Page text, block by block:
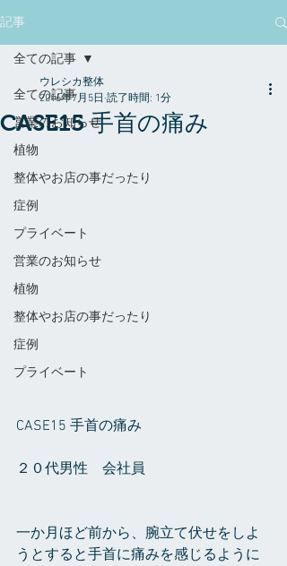
記事
全ての記事
営業のお知らせ
植物
整体やお店の事だったり
症例
プライベート
営業のお知らせ
植物
整体やお店の事だったり
症例
プライベート
全ての記事
CASE15 手首の痛み
ウレシカ整体
2016年7月5日 読了時間: 1分
CASE15 手首の痛み
２０代男性　会社員
一か月ほど前から、腕立て伏せをしよ
うとすると手首に痛みを感じるように